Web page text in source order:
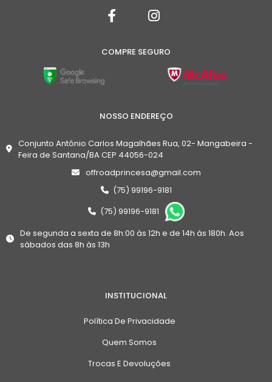
COMPRE SEGURO
NOSSO ENDEREÇO
Conjunto Antônio Carlos Magalhães Rua, 02- Mangabeira -
Feira de Santana/BA CEP 44056-024
offroadprincesa@gmail.com
(75) 99196-9181
(75) 99196-9181
De segunda a sexta de 8h:00 às 12h e de 14h às 180h. Aos
sábados das 8h às 13h
INSTITUCIONAL
Política De Privacidade
Quem Somos
Trocas E Devoluções